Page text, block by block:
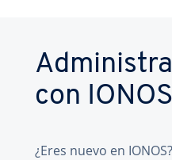
con IONOS
¿Eres nuevo en